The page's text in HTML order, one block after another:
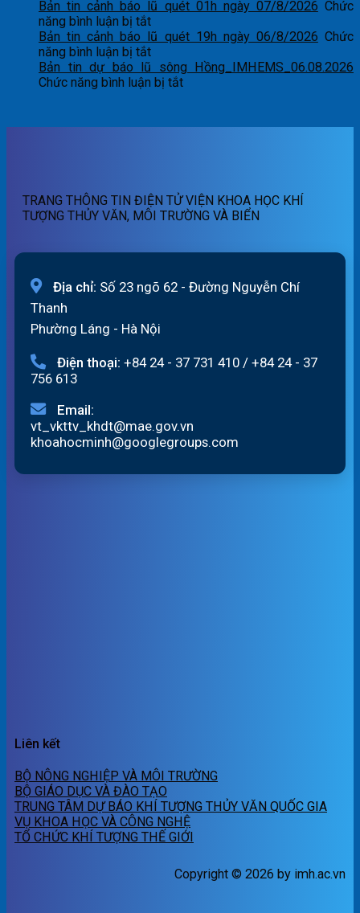
dự
lũ
Hồng_IMHEMS_07.08.2026
Bản
tin
cảnh
báo
lũ
quét
07/8/2026
Bản tin cảnh báo lũ quét 01h ngày 07/8/2026 Chức
năng bình luận bị tắtở
Bản
tin
cảnh
báo
01h
Bản tin cảnh báo lũ quét 19h ngày 06/8/2026 Chức
năng bình luận bị tắtở
Bản
tin
lũ
06/8/2026
Bản tin dự báo lũ sông Hồng_IMHEMS_06.08.2026
Chức năng bình luận bị tắtở
dự
TRANG THÔNG TIN ĐIỆN TỬ VIỆN KHOA HỌC KHÍ
TƯỢNG THỦY VĂN, MÔI TRƯỜNG VÀ BIỂN
Địa chỉ: Số 23 ngõ 62 - Đường Nguyễn Chí
Thanh
Phường Láng - Hà Nội
Điện thoại: +84 24 - 37 731 410 / +84 24 - 37
756 613
Email:
vt_vkttv_khdt@mae.gov.vn
khoahocminh@googlegroups.com
Liên kết
BỘ NÔNG NGHIỆP VÀ MÔI TRƯỜNG
BỘ GIÁO DỤC VÀ ĐÀO TẠO
TRUNG TÂM DỰ BÁO KHÍ TƯỢNG THỦY VĂN QUỐC GIA
VỤ KHOA HỌC VÀ CÔNG NGHỆ
TỔ CHỨC KHÍ TƯỢNG THẾ GIỚI
Copyright © 2026 by imh.ac.vn